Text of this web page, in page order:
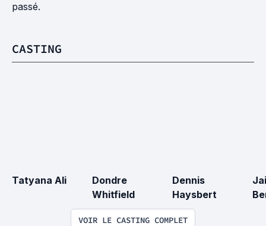
passé.
CASTING
Tatyana Ali
Dondre
Whitfield
Dennis
Haysbert
VOIR LE CASTING COMPLET